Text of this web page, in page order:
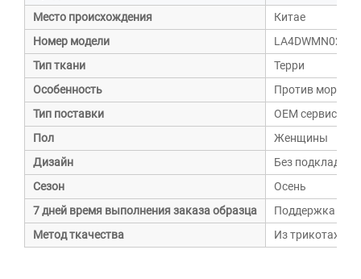
Место происхождения
Китае
Номер модели
LA4DWMN0249
Тип ткани
Терри
Особенность
Против морщин
Тип поставки
OEM сервис
Пол
Женщины
Дизайн
Без подкладки
Сезон
Осень
7 дней время выполнения заказа образца
Поддержка
Метод ткачества
Из трикотажа